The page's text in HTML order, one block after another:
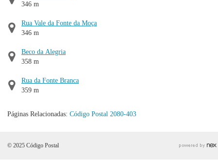
346 m
Rua Vale da Fonte da Moça
346 m
Beco da Alegria
358 m
Rua da Fonte Branca
359 m
Páginas Relacionadas: Código Postal 2080-403
© 2025 Código Postal